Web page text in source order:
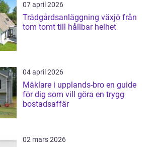
07 april 2026
Trädgårdsanläggning växjö från
tom tomt till hållbar helhet
04 april 2026
Mäklare i upplands-bro en guide
för dig som vill göra en trygg
bostadsaffär
02 mars 2026